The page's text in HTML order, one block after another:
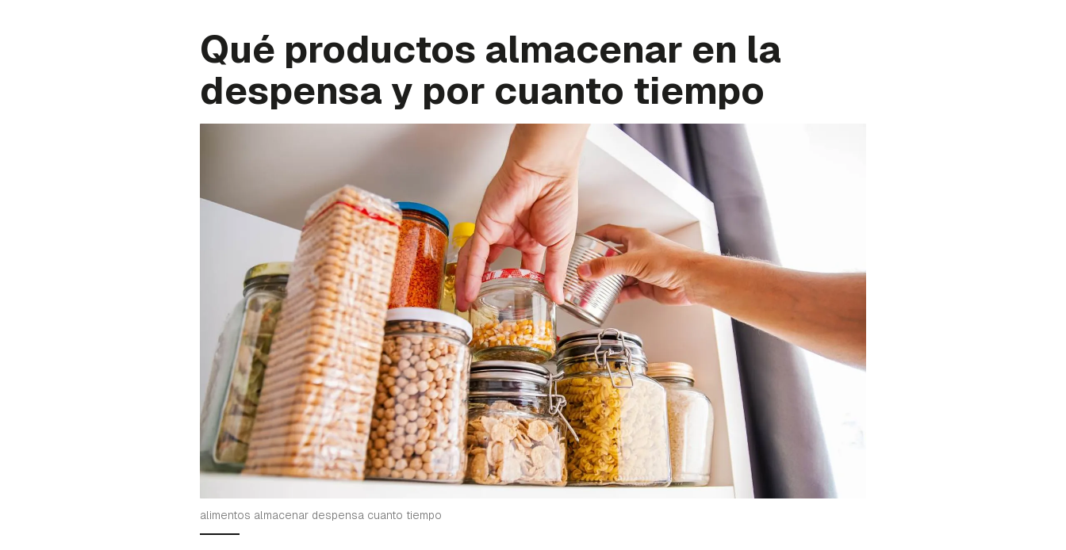
Qué productos almacenar en la
despensa y por cuanto tiempo
alimentos almacenar despensa cuanto tiempo